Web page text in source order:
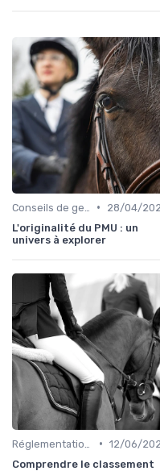
•
28/04/
L'originalité du PMU : un
univers à explorer
• 12/06/
Comprendre le classement